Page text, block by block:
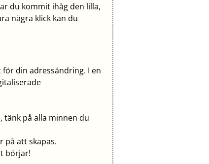
du kommit ihåg den lilla,
några klick kan du
din adressändring. I en
tänk på alla minnen du
på att skapas.
börjar!